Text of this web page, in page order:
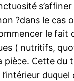
?dans le cas
le
( nutritifs,
pièce. Cette